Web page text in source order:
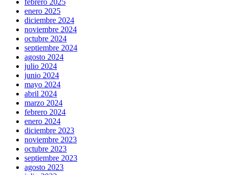
enero 2025
diciembre 2024
noviembre 2024
octubre 2024
septiembre 2024
agosto 2024
julio 2024
junio 2024
mayo 2024
abril 2024
marzo 2024
febrero 2024
enero 2024
diciembre 2023
noviembre 2023
octubre 2023
septiembre 2023
agosto 2023